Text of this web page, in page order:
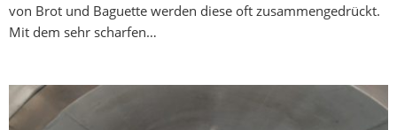
von Brot und Baguette werden diese oft zusammengedrückt.
Mit dem sehr scharfen…